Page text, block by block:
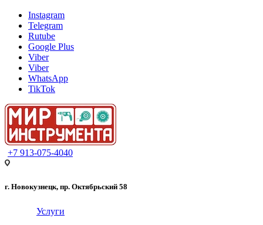
Instagram
Telegram
Rutube
Google Plus
Viber
Viber
WhatsApp
TikTok
+7 913-075-4040
г. Новокузнецк, пр. Октябрьский 58
Услуги